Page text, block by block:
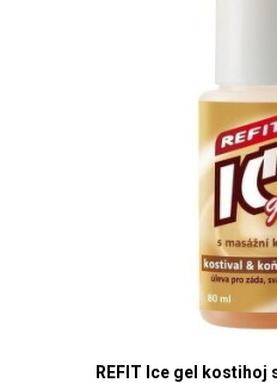
REFIT Ice gel kostihoj